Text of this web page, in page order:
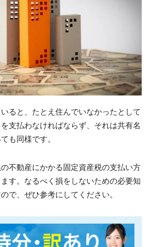
ると、たとえ住んでいなかったとして
支払わなければならず、それは共有名
も同様です。
不動産にかかる固定資産税の支払い方
す。なるべく損をしないための必要知
で、ぜひ参考にしてください。